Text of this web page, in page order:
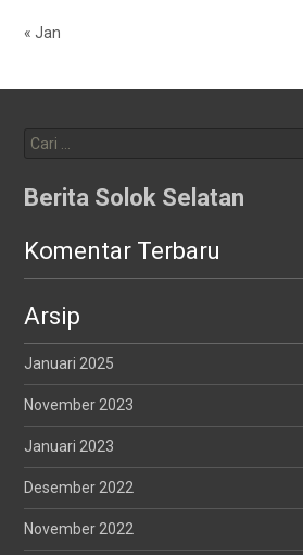
« Jan
untuk:
Berita Solok Selatan
Komentar Terbaru
Arsip
Januari 2025
November 2023
Januari 2023
Desember 2022
November 2022